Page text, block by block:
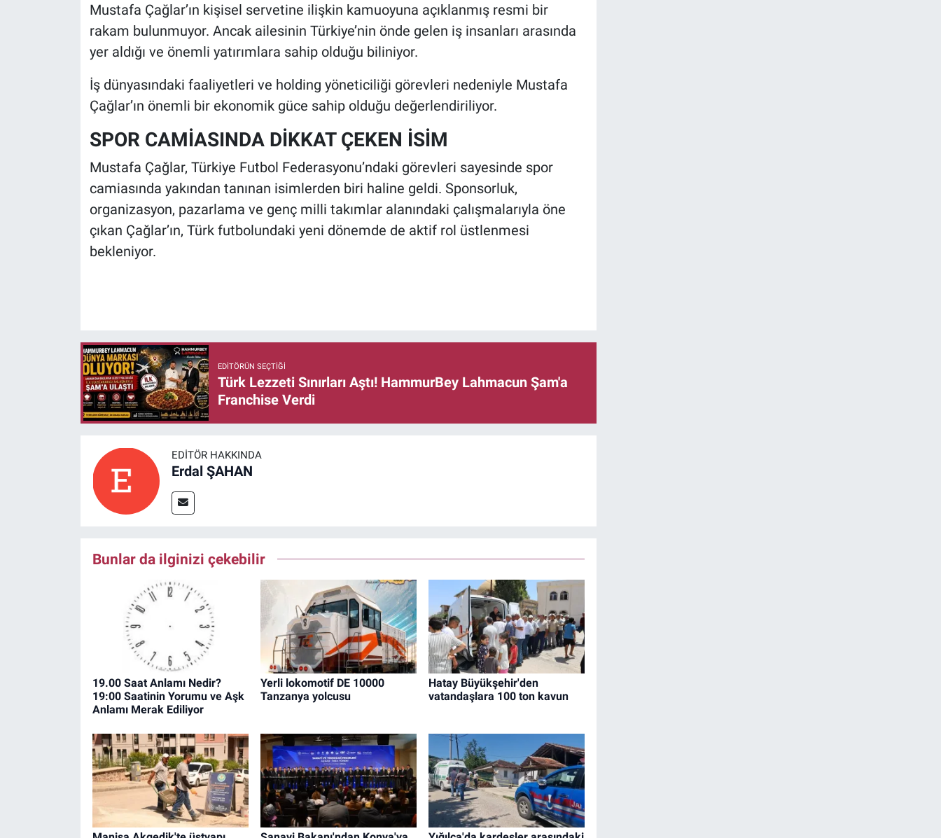
Mustafa Çağlar’ın kişisel servetine ilişkin kamuoyuna açıklanmış resmi bir
rakam bulunmuyor. Ancak ailesinin Türkiye’nin önde gelen iş insanları arasında
yer aldığı ve önemli yatırımlara sahip olduğu biliniyor.
İş dünyasındaki faaliyetleri ve holding yöneticiliği görevleri nedeniyle Mustafa
Çağlar’ın önemli bir ekonomik güce sahip olduğu değerlendiriliyor.
SPOR CAMİASINDA DİKKAT ÇEKEN İSİM
Mustafa Çağlar, Türkiye Futbol Federasyonu’ndaki görevleri sayesinde spor
camiasında yakından tanınan isimlerden biri haline geldi. Sponsorluk,
organizasyon, pazarlama ve genç milli takımlar alanındaki çalışmalarıyla öne
çıkan Çağlar’ın, Türk futbolundaki yeni dönemde de aktif rol üstlenmesi
bekleniyor.
EDITÖRÜN SEÇTIĞI
Türk Lezzeti Sınırları Aştı! HammurBey Lahmacun Şam'a
Franchise Verdi
EDITÖR HAKKINDA
Erdal ŞAHAN
Bunlar da ilginizi çekebilir
19.00 Saat Anlamı Nedir?
19:00 Saatinin Yorumu ve Aşk
Anlamı Merak Ediliyor
Yerli lokomotif DE 10000
Tanzanya yolcusu
Hatay Büyükşehir'den
vatandaşlara 100 ton kavun